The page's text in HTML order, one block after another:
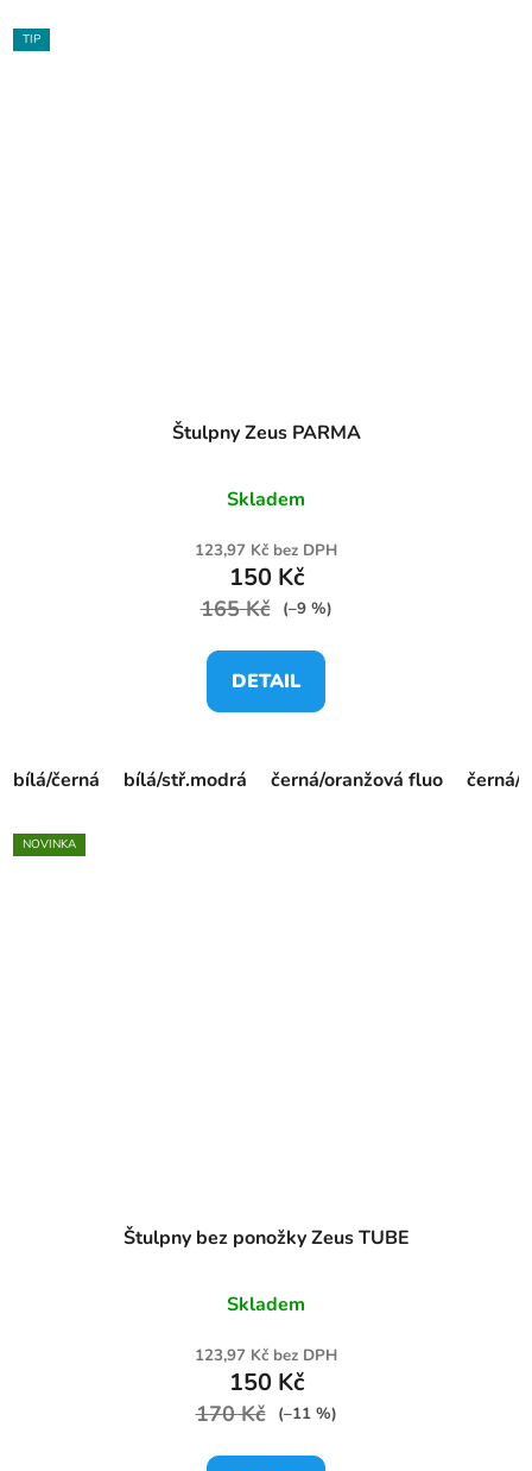
TIP
Štulpny Zeus PARMA
Skladem
123,97 Kč bez DPH
150 Kč
165 Kč (–9 %)
DETAIL
bílá/černá bílá/stř.modrá černá/oranžová fluo černá/
NOVINKA
Štulpny bez ponožky Zeus TUBE
Skladem
123,97 Kč bez DPH
150 Kč
170 Kč (–11 %)